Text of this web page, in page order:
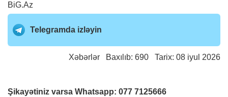
BiG.Az
Telegramda izləyin
Xəbərlər Baxılıb: 690 Tarix: 08 iyul 2026
Şikayətiniz varsa Whatsapp: 077 7125666